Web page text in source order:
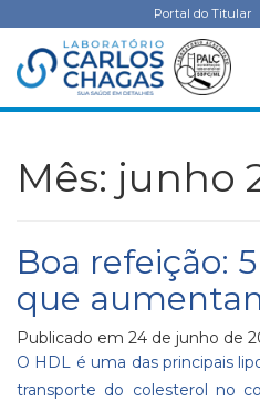
Portal do Titular
Mês: junho
Boa refeição:
que
Publicado em 24 de junho de
O HDL é uma das principais
transporte do colesterol no